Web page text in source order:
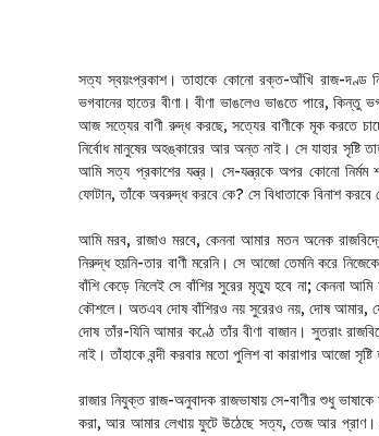
সত্য স্বয়ংপ্রকাশ। তাহাকে কোনো রক্ত-আঁখি রাজ-দণ্ড
ভগবানের হাতের বীণা। বীণা ভাঙলেও ভাঙতে পারে,
আজ সত্যের বাণী রুদ্ধ করছে, সত্যের বাণীকে মূক করতে
নির্বোধ মানুষের অহঙ্কারের আর অন্ত নাই। সে যাহার সৃষ্টি
আমি সত্য প্রকাশের যন্ত্র। সে-যন্ত্রকে অপর কোনো নির্মম
ফোটান, তাঁকে অবরুদ্ধ করবে কে? সে বিধাতাকে বিনাশ
আমি মরব, রাজাও মরবে, কেননা আমার মতন অনেক
নিরুদ্ধ হয়নি-তার বাণী মরেনি। সে আজো তেমনি করে
বাঁশি কেড়ে নিলেই সে বাঁশির সুরের মৃত্যু হবে না; কেননা
কৌশলে। অতএব দোষ বাঁশিরও নয় সুরেরও নয়, দোষ আমার, যে
দোষ তাঁর-যিনি আমার কণ্ঠে তাঁর বীণা বাজান। সুতরাং
নাই। তাঁহাকে বন্দী করবার মতো পুলিশ বা কারাগার আজো সৃষ্টি
রাজার নিযুক্ত রাজ-অনুবাদক রাজভাষায় সে-বাণীর শুধু
করা, আর আমার লেখায় ফুটে উঠেছে সত্য, তেজ আর প্রাণ।